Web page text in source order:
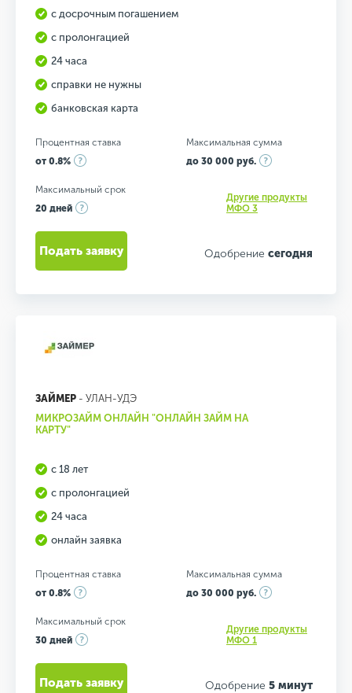
с досрочным погашением
с пролонгацией
24 часа
справки не нужны
банковская карта
Процентная ставка
от 0.8%
Максимальная сумма
до 30 000 руб.
Максимальный срок
20 дней
Другие продукты
МФО 3
Одобрение сегодня
Подать заявку
ЗАЙМЕР - УЛАН-УДЭ
МИКРОЗАЙМ ОНЛАЙН "ОНЛАЙН ЗАЙМ НА
КАРТУ"
с 18 лет
с пролонгацией
24 часа
онлайн заявка
Процентная ставка
от 0.8%
Максимальная сумма
до 30 000 руб.
Максимальный срок
30 дней
Другие продукты
МФО 1
Одобрение 5 минут
Подать заявку